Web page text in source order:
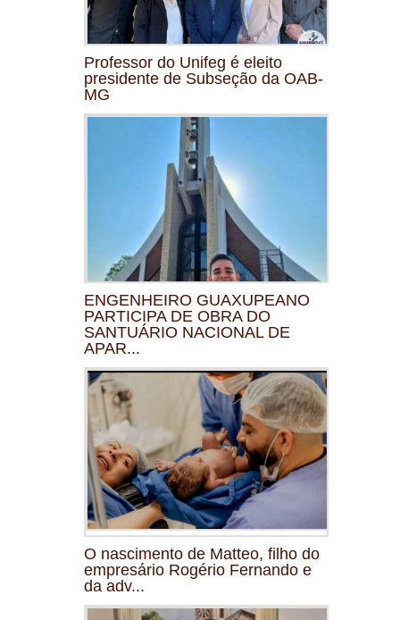
Professor do Unifeg é eleito
presidente de Subseção da OAB-
MG
ENGENHEIRO GUAXUPEANO
PARTICIPA DE OBRA DO
SANTUÁRIO NACIONAL DE
APAR...
O nascimento de Matteo, filho do
empresário Rogério Fernando e
da adv...